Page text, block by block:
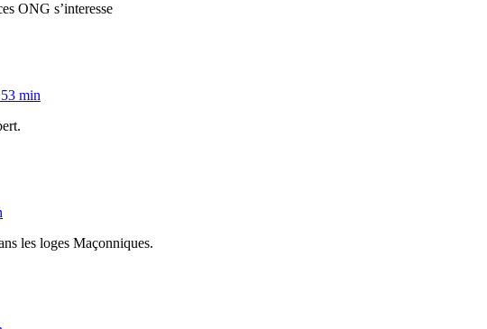
ONG s’interesse
min
les loges Maçonniques.